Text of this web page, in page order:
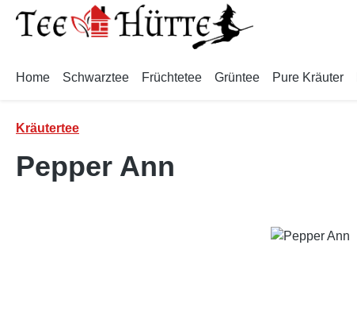
Hauptinhalt springen
Zur Suche springen
Zur Hauptnavigation springen
Home Schwarztee Früchtetee Grüntee Pure Kräuter
Kräutertee
Pepper Ann